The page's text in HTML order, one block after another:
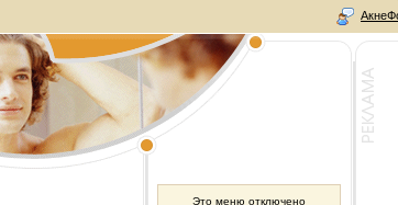
Это меню отключено